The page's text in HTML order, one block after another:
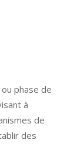
phase de
à
de
des